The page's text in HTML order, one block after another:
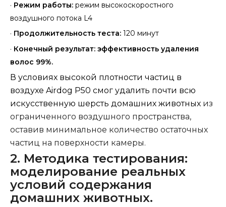
· Режим работы: режим высокоскоростного
воздушного потока L4
· Продолжительность теста: 120 минут
· Конечный результат: эффективность удаления
волос 99%.
В условиях высокой плотности частиц в
воздухе Airdog P50 смог удалить почти всю
искусственную шерсть домашних животных из
ограниченного воздушного пространства,
оставив минимальное количество остаточных
частиц на поверхности камеры.
2. Методика тестирования:
моделирование реальных
условий содержания
домашних животных.